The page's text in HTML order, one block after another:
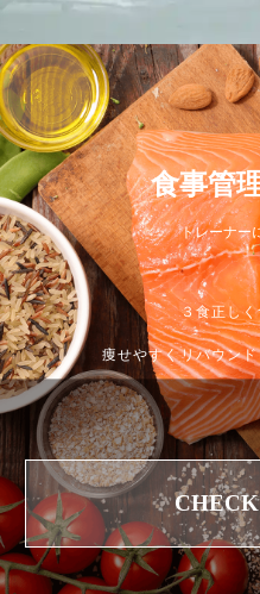
食事管
トレーナー
３食正し
痩せやすくリバウン